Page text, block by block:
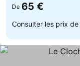
De 65 €
Consulter les prix de